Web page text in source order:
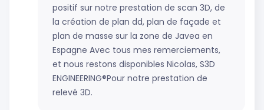
positif sur notre prestation de scan 3D, de
la création de plan dd, plan de façade et
plan de masse sur la zone de Javea en
Espagne Avec tous mes remerciements,
et nous restons disponibles Nicolas, S3D
ENGINEERING®Pour notre prestation de
relevé 3D.